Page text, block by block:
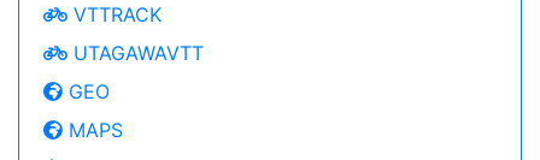
VTTRACK
UTAGAWAVTT
GEO
MAPS